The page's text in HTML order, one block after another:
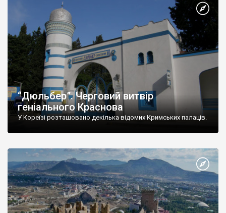
“Дюльбер”. Черговий витвір
геніального Краснова
У Кореїзі розташовано декілька відомих Кримських палаців.